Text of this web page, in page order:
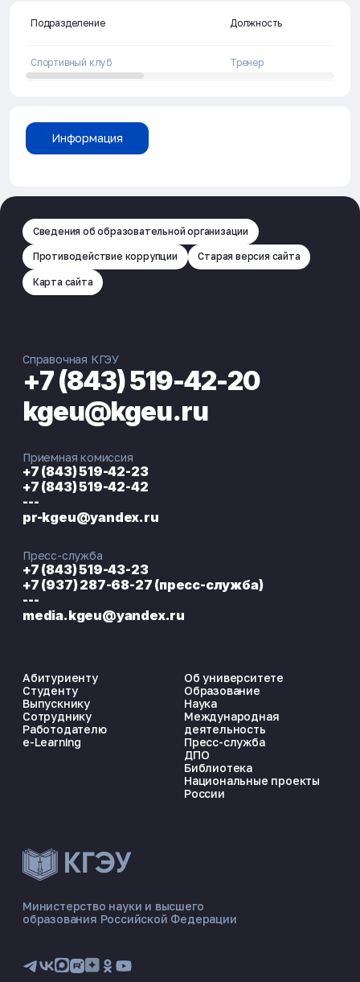
ЭНЕРГОКОД — ПОМОЩНИК КГЭУ
📋 Приёмная комиссия
🏠 Общежитие
Подразделение Должность
Спортивный клуб Тренер
Информация
Сведения об образовательной организации
Противодействие коррупции Старая версия сайта
Карта сайта
Министерство науки и высшего
образования Российской Федерации
Абитуриенту
Студенту
Выпускнику
Сотруднику
Работодателю
e-Learning
Об университете
Образование
Наука
Международная
деятельность
Пресс-служба
ДПО
Библиотека
Национальные проекты
России
Справочная КГЭУ
+7 (843) 519-42-20
kgeu@kgeu.ru
Приемная комиссия
+7 (843) 519-42-23
+7 (843) 519-42-42
---
pr-kgeu@yandex.ru
Пресс-служба
+7 (843) 519-43-23
+7 (937) 287-68-27 (пресс-служба)
---
media.kgeu@yandex.ru